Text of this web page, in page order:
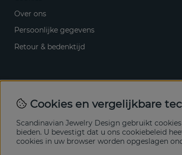
Over ons
Persoonlijke gegevens
Retour & bedenktijd
Cookies en vergelijkbare
Scandinavian Jewelry Design gebruikt
bieden. U bevestigt dat u ons cookiebeleid
cookies in uw browser worden opgeslagen